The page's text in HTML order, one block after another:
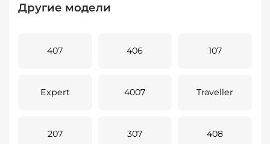
Другие модели
407 406 107
Expert 4007 Traveller
207 307 408